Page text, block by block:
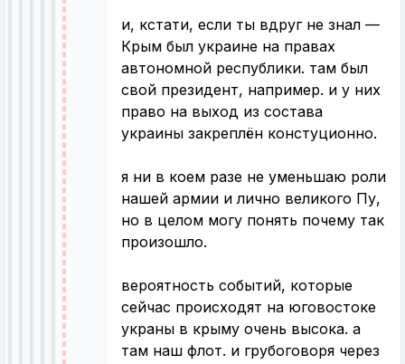
и, кстати, если ты вдруг не знал —
Крым был украине на правах
автономной республики. там был
свой президент, например. и у них
право на выход из состава
украины закреплён констуционно.
я ни в коем разе не уменьшаю роли
нашей армии и лично великого Пу,
но в целом могу понять почему так
произошло.
вероятность событий, которые
сейчас происходят на юговостоке
украны в крыму очень высока. а
там наш флот. и грубоговоря через